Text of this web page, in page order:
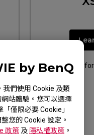
by BenQ
我們使用 Cookie 及類
站體驗。您可以選擇
僅限必要 Cookie」
您的 Cookie 設定。
政策 及 隱私權政策 。
Designed